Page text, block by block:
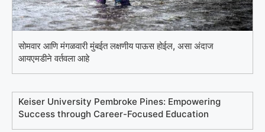
सोमवार आणि मंगळवारी मुंबईत लक्षणीय पाऊस होईल, असा अंदाज
आयएमडीने वर्तवला आहे
Keiser University Pembroke Pines: Empowering
Success through Career-Focused Education